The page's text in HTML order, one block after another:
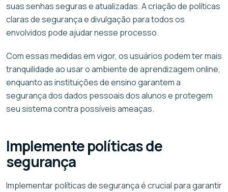
suas senhas seguras e atualizadas. A criação de políticas
claras de segurança e divulgação para todos os
envolvidos pode ajudar nesse processo.
Com essas medidas em vigor, os usuários podem ter mais
tranquilidade ao usar o ambiente de aprendizagem online,
enquanto as instituições de ensino garantem a
segurança dos dados pessoais dos alunos e protegem
seu sistema contra possíveis ameaças.
Implemente políticas de
segurança
Implementar políticas de segurança é crucial para garantir